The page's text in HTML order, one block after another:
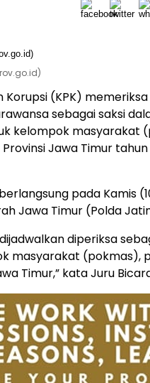
Korupsi (KPK)
sebagai saksi
kelompok masyarakat
Jawa Timur tahun
pada Kamis
Jawa Timur (Polda
diperiksa
masyarakat (pokmas),
Timur,” kata Juru